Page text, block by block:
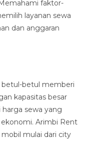
faktor-
layanan sewa
dan anggaran
betul-betul memberi
kapasitas besar
sewa yang
Arimbi Rent
mulai dari city